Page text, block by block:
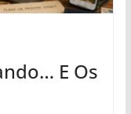
E Os